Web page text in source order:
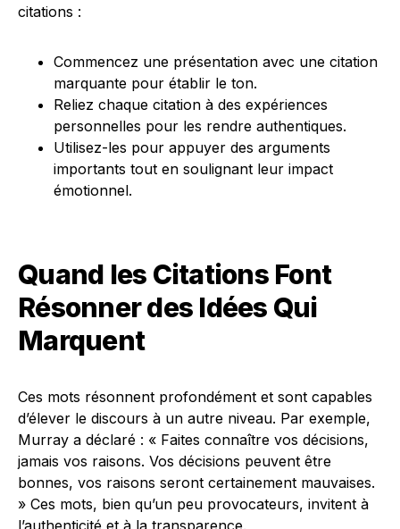
citations :
Commencez une présentation avec une citation
marquante pour établir le ton.
Reliez chaque citation à des expériences
personnelles pour les rendre authentiques.
Utilisez-les pour appuyer des arguments
importants tout en soulignant leur impact
émotionnel.
Quand les Citations Font
Résonner des Idées Qui
Marquent
Ces mots résonnent profondément et sont capables
d’élever le discours à un autre niveau. Par exemple,
Murray a déclaré : « Faites connaître vos décisions,
jamais vos raisons. Vos décisions peuvent être
bonnes, vos raisons seront certainement mauvaises.
» Ces mots, bien qu’un peu provocateurs, invitent à
l’authenticité et à la transparence.